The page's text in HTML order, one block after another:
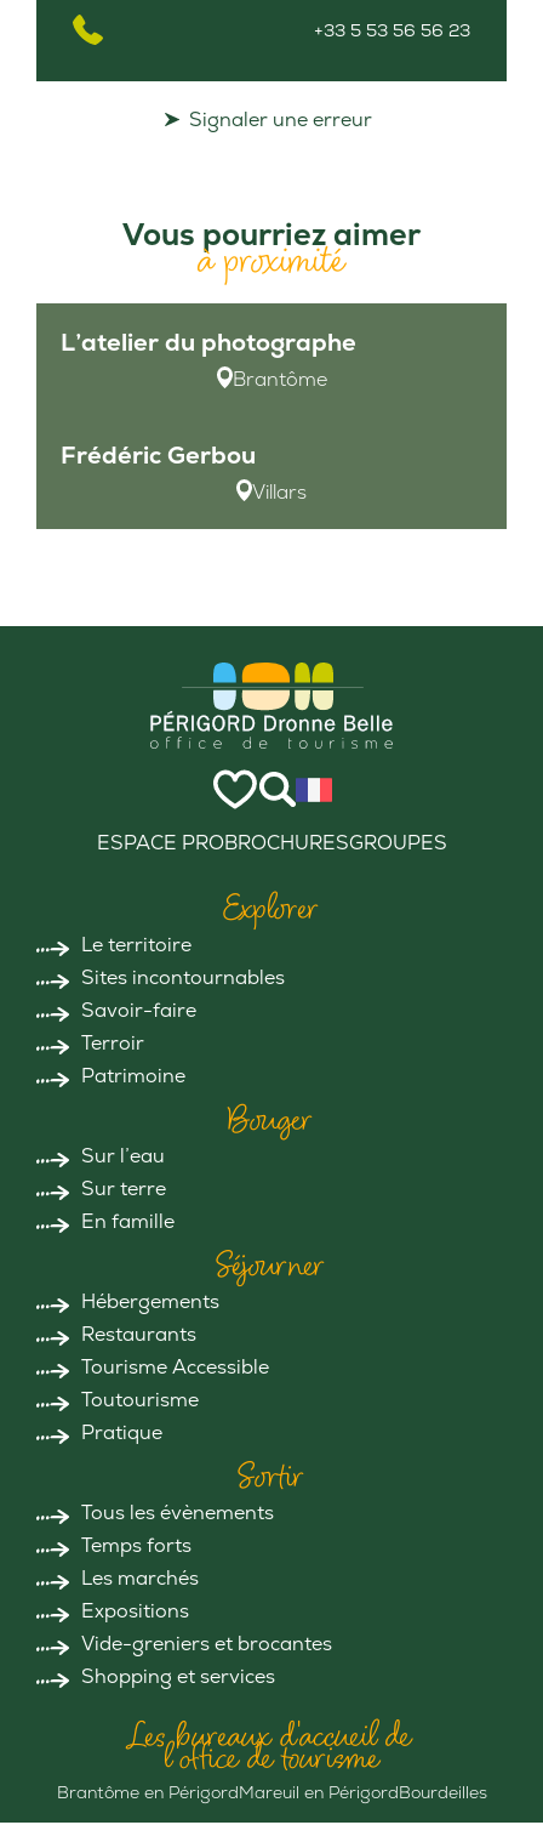
+33 5 53 56 56 23
Signaler une erreur
Vous pourriez aimer
à proximité
L’atelier du photographe
Brantôme
Frédéric Gerbou
Villars
ESPACE PROBROCHURESGROUPES
Explorer
Le territoire
Sites incontournables
Savoir-faire
Terroir
Patrimoine
Bouger
Sur l’eau
Sur terre
En famille
Séjourner
Hébergements
Restaurants
Tourisme Accessible
Toutourisme
Pratique
Sortir
Tous les évènements
Temps forts
Les marchés
Expositions
Vide-greniers et brocantes
Shopping et services
Les bureaux d'accueil de
l'office de tourisme
Brantôme en PérigordMareuil en PérigordBourdeilles